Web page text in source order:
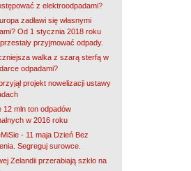
z elektroodpadami?
zadławi się własnymi
Od 1 stycznia 2018 roku
przyjmować odpady.
walka z szarą sterfą w
odpadami?
projekt nowelizacji ustawy
12 mln ton odpadów
w 2016 roku
- 11 maja Dzień Bez
Segreguj surowce.
Zelandii przerabiają szkło na